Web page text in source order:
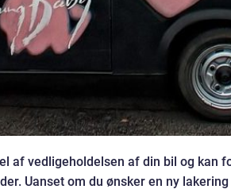
af vedligeholdelsen af din bil og kan
Uanset om du ønsker en ny